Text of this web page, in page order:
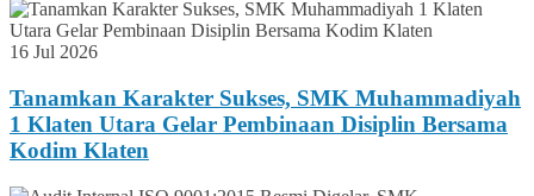
16 Jul 2026
Tanamkan Karakter Sukses, SMK Muhammadiyah
1 Klaten Utara Gelar Pembinaan Disiplin Bersama
Kodim Klaten